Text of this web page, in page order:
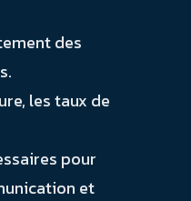
des
les taux de
pour
et